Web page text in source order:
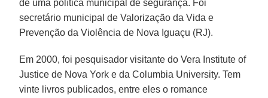
de uma política municipal de segurança. Foi
secretário municipal de Valorização da Vida e
Prevenção da Violência de Nova Iguaçu (RJ).
Em 2000, foi pesquisador visitante do Vera Institute of
Justice de Nova York e da Columbia University. Tem
vinte livros publicados, entre eles o romance